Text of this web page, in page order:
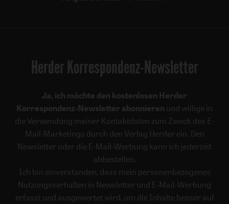
Herder Korrespondenz-Newsletter
Ja, ich möchte den kostenlosen Herder
Korrespondenz-Newsletter abonnieren und willige in
die Verwendung meiner Kontaktdaten zum Zweck des E-
Mail-Marketings durch den Verlag Herder ein. Den
Newsletter oder die E-Mail-Werbung kann ich jederzeit
abbestellen.
Ich bin einverstanden, dass mein personenbezogenes
Nutzungsverhalten in Newsletter und E-Mail-Werbung
erfasst und ausgewertet wird, um die Inhalte besser auf